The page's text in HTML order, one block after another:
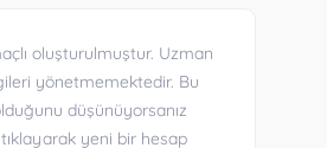
oluşturulmuştur. Uzman
yönetmemektedir. Bu
düşünüyorsanız
yeni bir hesap